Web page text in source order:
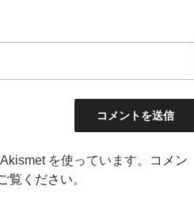
を使っています。
コメン
覧ください。